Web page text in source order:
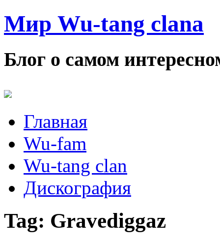
Мир Wu-tang clana
Блог о самом
Главная
Wu-fam
Wu-tang clan
Дискография
Tag: Gravediggaz